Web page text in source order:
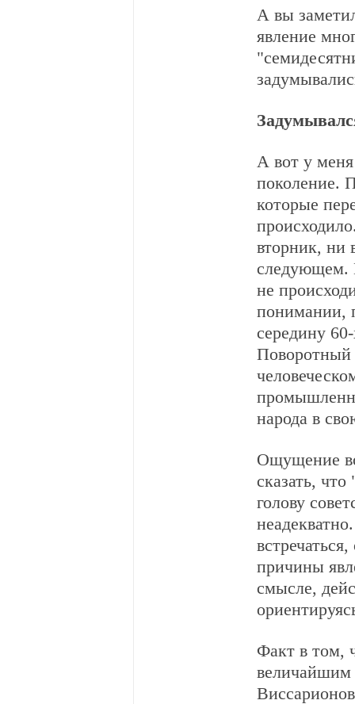
А вы
явление
А вот у меня
поколение.
которые
вторник, ни
следующем.
не
понимании,
середину
Поворотный
народа в
Ощущение
сказать,
голову
причины
смысле,
Факт в том,
величайшим